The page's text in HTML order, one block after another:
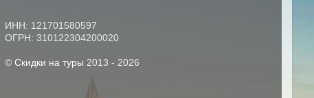
ИНН: 121701580597
ОГРН: 310122304200020
© Скидки на туры 2013 - 2026